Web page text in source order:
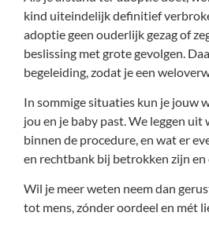
kind uiteindelijk definitief
adoptie geen ouderlijk gezag of
beslissing met grote gevolgen.
begeleiding, zodat je een
In sommige situaties kun je jouw
jou en je baby past. We leggen
binnen de procedure, en wat er
en rechtbank bij betrokken zijn
Wil je meer weten neem dan
tot mens, zónder oordeel en mét